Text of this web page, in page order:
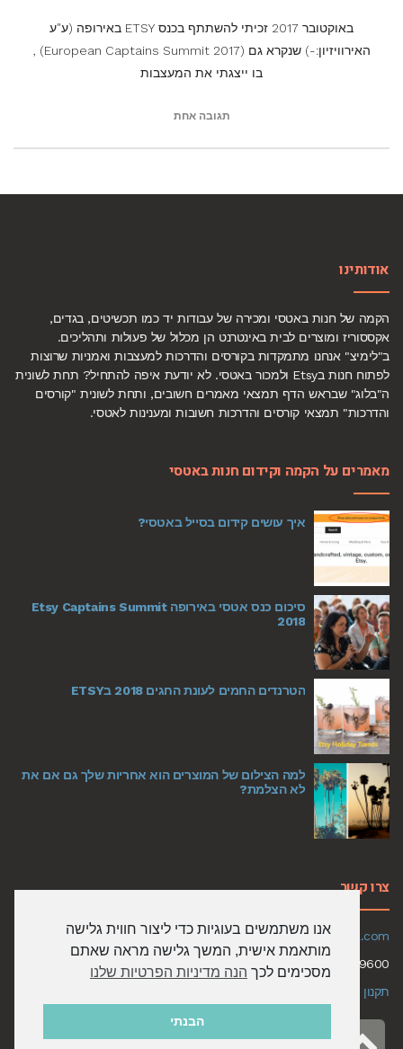
באוקטובר 2017 זכיתי להשתתף בכנס ETSY באירופה (ע"ע
האירוויזיון:-) שנקרא גם (2017 European Captains Summit) ,
בו ייצגתי את המעצבות
תגובה אחת
אודותינו
הקמה של חנות באטסי ומכירה של עבודות יד כמו תכשיטים, בגדים,
אקססוריז ומוצרים לבית באינטרנט הן מכלול של פעולות ותהליכים.
ב"לימיצ" אנחנו מתמקדות בקורסים והדרכות למעצבות ואמניות שרוצות
לפתוח חנות בEtsy ולמכור באטסי. לא יודעת איפה להתחיל? תחת לשונית
ה"בלוג" שבראש הדף תמצאי מאמרים חשובים, ותחת לשונית "קורסים
והדרכות" תמצאי קורסים והדרכות חשובות ומענינות לאטסי.
מאמרים על הקמה וקידום חנות באטסי
איך עושים קידום בסייל באטסי?
סיכום כנס אטסי באירופה Etsy Captains Summit
2018
הטרנדים החמים לעונת החגים 2018 בETSY
למה הצילום של המוצרים הוא אחריות שלך גם אם את
לא הצלמת?
צרו קשר
Email:limitzit@gmail.com
050-6579600
תקנון האתר ומדיניות שימוש
גלילה
אנו משתמשים בעוגיות כדי ליצור חווית גלישה
מותאמת אישית, המשך גלישה מראה שאתם
מסכימים לכך הנה מדיניות הפרטיות שלנו
הבנתי